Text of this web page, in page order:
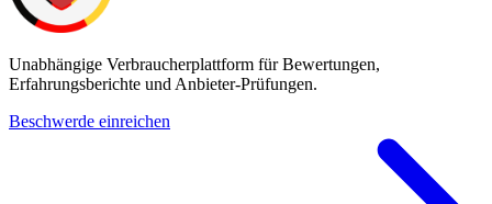
Unabhängige Verbraucherplattform für Bewertungen,
Erfahrungsberichte und Anbieter-Prüfungen.
Beschwerde einreichen